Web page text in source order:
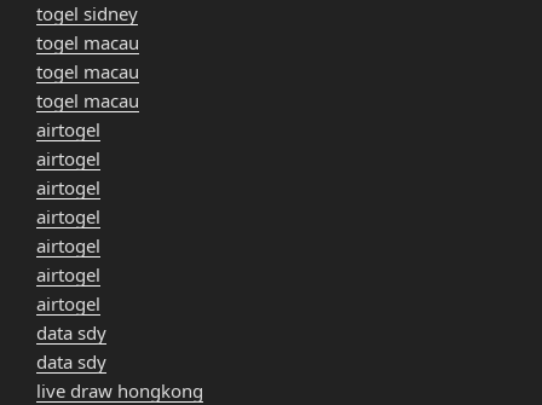
togel sidney
togel macau
togel macau
togel macau
airtogel
airtogel
airtogel
airtogel
airtogel
airtogel
airtogel
data sdy
data sdy
live draw hongkong